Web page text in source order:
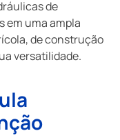
de
em uma ampla
de construção
versatilidade.